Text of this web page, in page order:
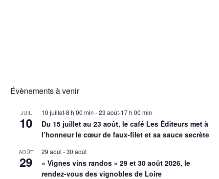
Évènements à venir
JUIL
10
10 juillet-8 h 00 min -23 août-17 h 00 min
Du 15 juillet au 23 août, le café Les Éditeurs met à
l’honneur le cœur de faux-filet et sa sauce secrète
AOÛT
29
29 août-30 août
« Vignes vins randos » 29 et 30 août 2026, le
rendez-vous des vignobles de Loire